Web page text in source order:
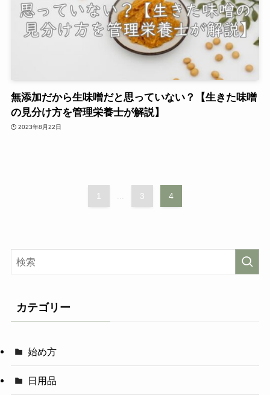
無添加だから生味噌だと思っていない？【生きた味噌
の見分け方を管理栄養士が解説】
2023年8月22日
1 3 4
カテゴリー
始め方
日用品